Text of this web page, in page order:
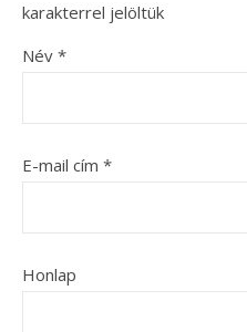
karakterrel jelöltük
Név *
E-mail cím *
Honlap